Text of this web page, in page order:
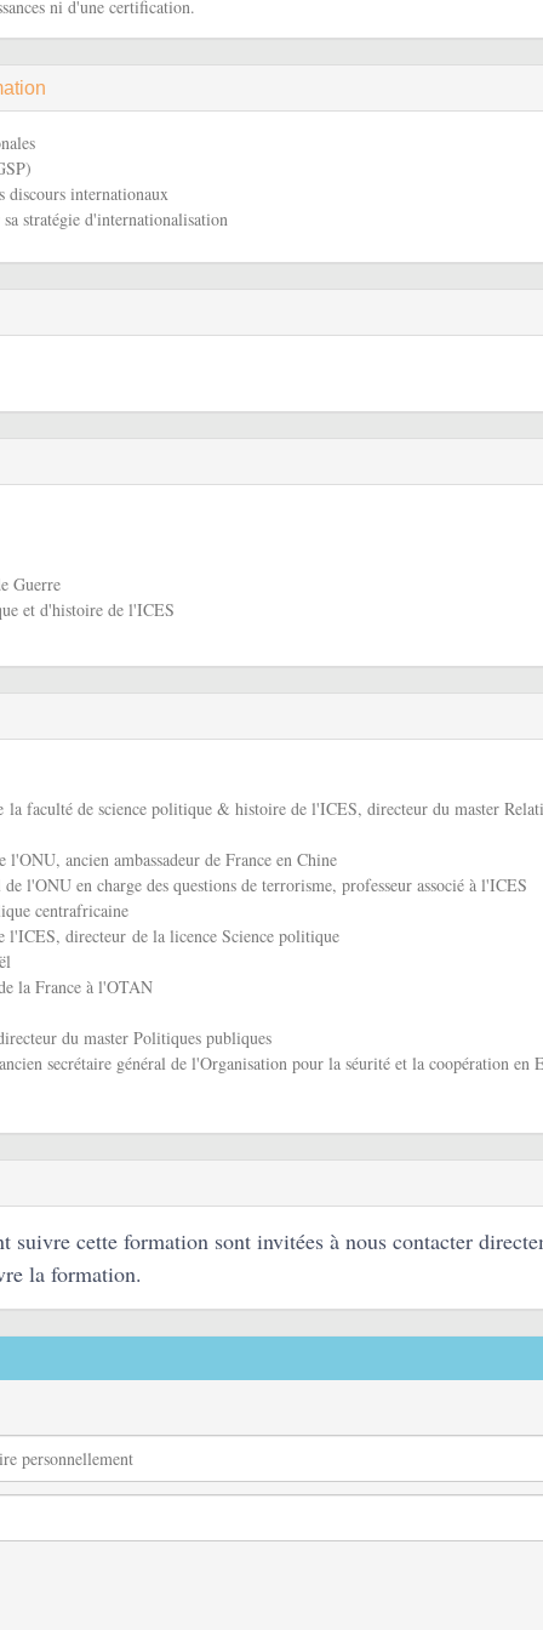
ni d'une certification.
discours internationaux
stratégie d'internationalisation
Guerre
et d'histoire de l'ICES
la faculté de science politique & histoire de l'ICES, directeur du master
l'ONU, ancien ambassadeur de France en Chine
de l'ONU en charge des questions de terrorisme, professeur associé à l'ICES
centrafricaine
l'ICES, directeur de la licence Science politique
la France à l'OTAN
du master Politiques publiques
secrétaire général de l'Organisation pour la séurité et la coopération en
suivre cette formation sont invitées à nous contacter
la formation.